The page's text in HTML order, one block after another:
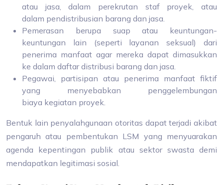
atau jasa, dalam perekrutan staf proyek, atau
dalam pendistribusian barang dan jasa.
Pemerasan berupa suap atau keuntungan-
keuntungan lain (seperti layanan seksual) dari
penerima manfaat agar mereka dapat dimasukkan
ke dalam daftar distribusi barang dan jasa.
Pegawai, partisipan atau penerima manfaat fiktif
yang menyebabkan penggelembungan
biaya kegiatan proyek.
Bentuk lain penyalahgunaan otoritas dapat terjadi akibat
pengaruh atau pembentukan LSM yang menyuarakan
agenda kepentingan publik atau sektor swasta demi
mendapatkan legitimasi sosial.